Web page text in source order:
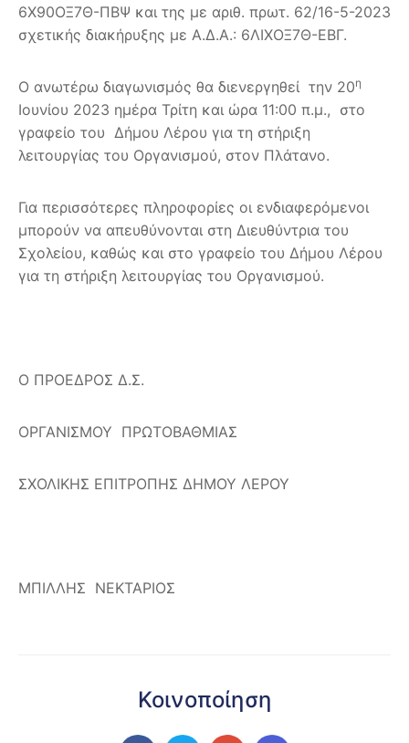
6Χ90ΟΞ7Θ-ΠΒΨ και της με αριθ. πρωτ. 62/16-5-2023
σχετικής διακήρυξης με Α.Δ.Α.: 6ΛΙΧΟΞ7Θ-ΕΒΓ.
Ο ανωτέρω διαγωνισμός θα διενεργηθεί την 20η
Ιουνίου 2023 ημέρα Τρίτη και ώρα 11:00 π.μ., στο
γραφείο του Δήμου Λέρου για τη στήριξη
λειτουργίας του Οργανισμού, στον Πλάτανο.
Για περισσότερες πληροφορίες οι ενδιαφερόμενοι
μπορούν να απευθύνονται στη Διευθύντρια του
Σχολείου, καθώς και στο γραφείο του Δήμου Λέρου
για τη στήριξη λειτουργίας του Οργανισμού.
Ο ΠΡΟΕΔΡΟΣ Δ.Σ.
ΟΡΓΑΝΙΣΜΟΥ ΠΡΩΤΟΒΑΘΜΙΑΣ
ΣΧΟΛΙΚΗΣ ΕΠΙΤΡΟΠΗΣ ΔΗΜΟΥ ΛΕΡΟΥ
ΜΠΙΛΛΗΣ ΝΕΚΤΑΡΙΟΣ
Κοινοποίηση